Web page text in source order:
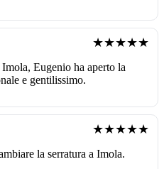
★★★★★
Eugenio ha aperto la
e gentilissimo.
★★★★★
la serratura a Imola.